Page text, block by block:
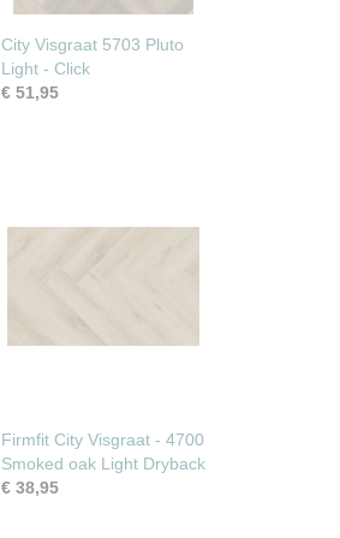
City Visgraat 5703 Pluto
Light - Click
€ 51,95
Firmfit City Visgraat - 4700
Smoked oak Light Dryback
€ 38,95